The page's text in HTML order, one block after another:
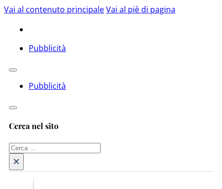
Vai al contenuto principaleVai al piè di pagina
Pubblicità
Pubblicità
Cerca nel sito
Cerca
×